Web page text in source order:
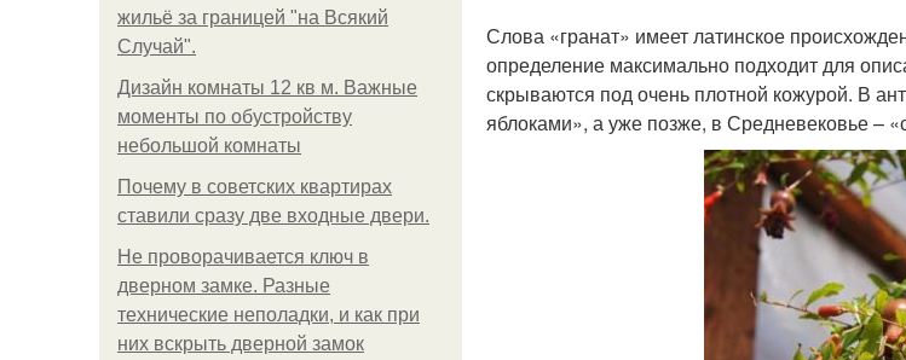
жильё за границей "на Всякий
Случай".
Дизайн комнаты 12 кв м. Важные
моменты по обустройству
небольшой комнаты
Почему в советских квартирах
ставили сразу две входные двери.
Не проворачивается ключ в
дверном замке. Разные
технические неполадки, и как при
них вскрыть дверной замок
Слова «гранат» имеет латинское
определение максимально подходит для
скрываются под очень плотной кожурой. В
яблоками», а уже позже, в Средневековье –